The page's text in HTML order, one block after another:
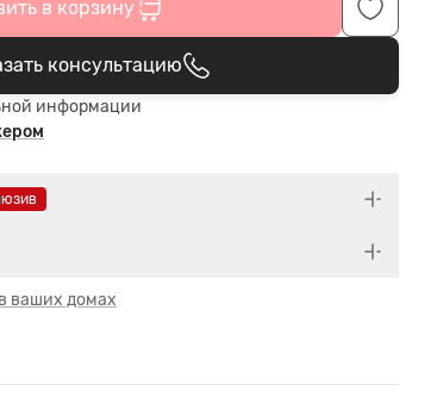
в корзину
В корзине
консультацию
информации
ваших домах